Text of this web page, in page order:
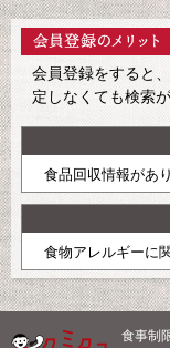
会員登録をすると
定しなくても検索
食品回収情報があ
食物アレルギーに
食事制